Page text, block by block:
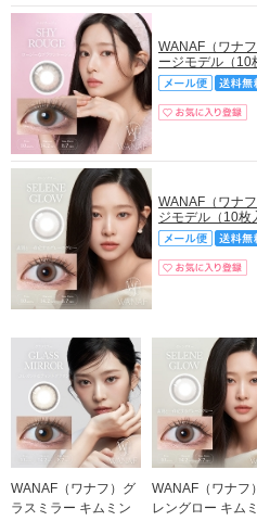
WANAF（ワナ
ージモデル（10
WANAF（ワナ
ジモデル（10枚
WANAF（ワナフ）グ
ラスミラー キムミン
WANAF（ワナフ
レングロー キム